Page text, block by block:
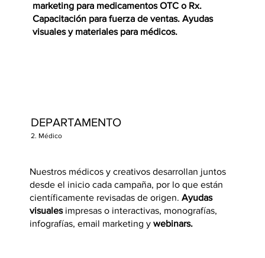
2. Médico
DEPARTAMENTO
Nuestros médicos y creativos desarrollan juntos
desde el inicio cada campaña, por lo que están
científicamente revisadas de origen. Ayudas
visualesimpresas o interactivas, monografías,
infografías, email marketing y webinars.
marketing para medicamentos OTC o Rx.
Capacitación para fuerza de ventas. Ayudas
visuales y materiales para médicos.